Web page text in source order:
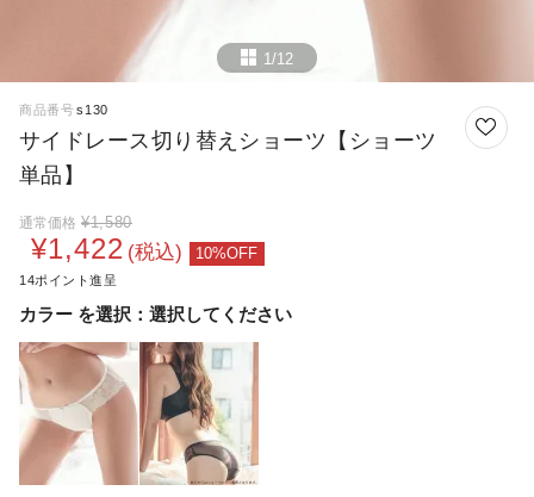
1/12
商品番号 s130
サイドレース切り替えショーツ【ショーツ
単品】
通常価格 ¥1,580
¥1,422 税込
14
カラー 選択してください